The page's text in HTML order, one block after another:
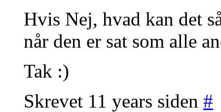
Hvis Nej, hvad kan det
når den er sat som alle
Tak :)
Skrevet 11 years siden #